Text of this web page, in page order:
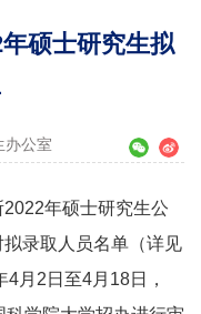
硕士研究生拟
办公室
年硕士研究生公
录取人员名单（详见
月2日至4月18日，